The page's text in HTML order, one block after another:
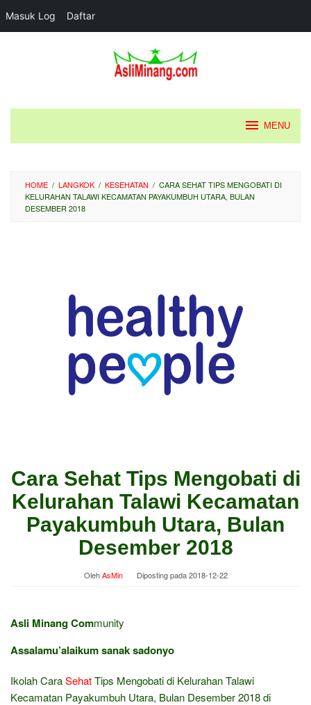
Masuk Log Daftar
MENU
HOME / LANGKOK / KESEHATAN / CARA SEHAT TIPS MENGOBATI DI
KELURAHAN TALAWI KECAMATAN PAYAKUMBUH UTARA, BULAN
DESEMBER 2018
Cara Sehat Tips Mengobati di
Kelurahan Talawi Kecamatan
Payakumbuh Utara, Bulan
Desember 2018
OlehAsMin Diposting pada2018-12-22
Asli Minang Community
Assalamu’alaikum sanak sadonyo
Ikolah CaraSehatTips Mengobati di Kelurahan Talawi
Kecamatan Payakumbuh Utara, Bulan Desember 2018 di